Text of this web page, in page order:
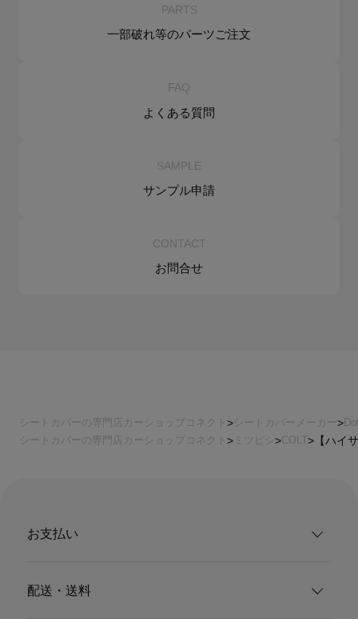
PARTS
一部破れ等のパーツご注文
FAQ
よくある質問
SAMPLE
サンプル申請
CONTACT
お問合せ
シートカバーの専門店カーショップコネクト シートカバーメーカー
シートカバーの専門店カーショップコネクト
ミツビシ COLT 【ハイ
お支払い
配送・送料